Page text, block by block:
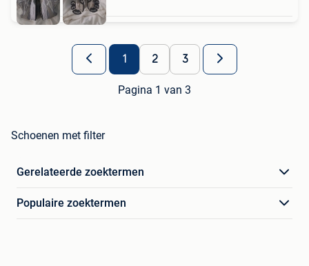
1 2 3
Pagina 1 van 3
Schoenen met filter
Gerelateerde zoektermen
Populaire zoektermen